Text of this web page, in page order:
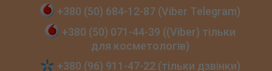
+380 (50) 684‑12‑87 (Viber Telegram)
+380 (50) 071‑44‑39 ((Viber) тільки
для косметологів)
+380 (96) 911‑47‑22 (тільки дзвінки)